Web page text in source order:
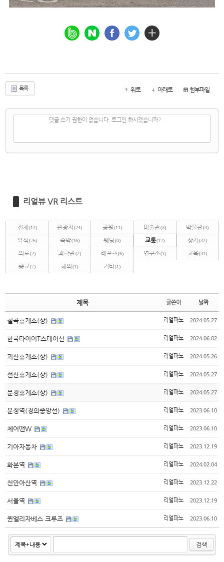
목록 위로 아래로 첨부파일
댓글 쓰기 권한이 없습니다. 로그인 하시겠습니까?
리얼뷰 VR 리스트
전체(12) 관광지 (24) 공원(11) 미술관(3) 박물관(3)
요식(76) 숙박(16) 웨딩 (0) 교통(12) 상가(32)
의료(2) 과학관(2) 레포츠(6) 연구소(1) 교육(31)
종교(7) 해외 (1) 기타(1)
제목 글쓴이 날짜
칠곡휴게소(상) 리얼파노 2024.05.27
한국타이어T스테이션 리얼파노 2024.06.02
괴산휴게소(상) 리얼파노 2024.05.26
선산휴게소(상) 리얼파노 2024.05.27
문경휴게소(상) 리얼파노 2024.05.27
운정역(경의중앙선) 리얼파노 2023.06.10
체어맨W 리얼파노 2023.06.10
기아자동차 리얼파노 2023.12.19
화본역 리얼파노 2024.02.04
천안아산역 리얼파노 2023.12.22
서울역 리얼파노 2023.12.19
퀸엘리자베스 크루즈 리얼파노 2023.06.10
검색